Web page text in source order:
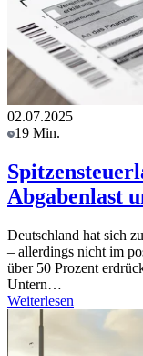
02.07.2025
19 Min.
Abgabenlast
Deutschland hat sich
– allerdings nicht im
über 50 Prozent
Untern…
Weiterlesen